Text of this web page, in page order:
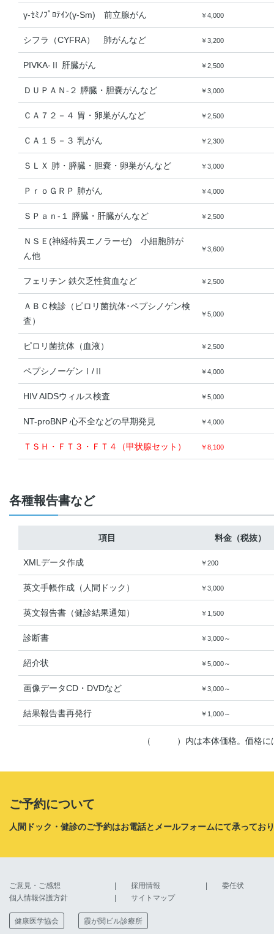
γ-ｾﾐﾉﾌﾟﾛﾃｲﾝ(γ-Sm) 前立腺がん ￥4,000
シフラ（CYFRA） 肺がんなど ￥3,200
PIVKA-Ⅱ 肝臓がん ￥2,500
ＤＵＰＡＮ-２ 膵臓・胆嚢がんなど ￥3,000
ＣＡ７２－４ 胃・卵巣がんなど ￥2,500
ＣＡ１５－３ 乳がん ￥2,300
ＳＬＸ 肺・膵臓・胆嚢・卵巣がんなど ￥3,000
ＰｒｏＧＲＰ 肺がん ￥4,000
ＳＰａｎ-１ 膵臓・肝臓がんなど ￥2,500
ＮＳＥ(神経特異エノラーゼ) 小細胞肺が
ん他
￥3,600
フェリチン 鉄欠乏性貧血など ￥2,500
ＡＢＣ検診（ピロリ菌抗体･ペプシノゲン検
査）
￥5,000
ピロリ菌抗体（血液） ￥2,500
ペプシノーゲンⅠ/Ⅱ ￥4,000
HIV AIDSウィルス検査 ￥5,000
NT-proBNP 心不全などの早期発見 ￥4,000
ＴＳＨ・ＦＴ３・ＦＴ４（甲状腺セット） ￥8,100
各種報告書など
項目 料金（税抜）
XMLデータ作成 ￥200
英文手帳作成（人間ドック） ￥3,000
英文報告書（健診結果通知） ￥1,500
診断書 ￥3,000～
紹介状 ￥5,000～
画像データCD・DVDなど ￥3,000～
結果報告書再発行 ￥1,000～
（ ）内は本体価格。価格に
ご予約について
人間ドック・健診のご予約はお電話とメールフォームにて承ってお
ご意見・ご感想 採用情報
委任状
個人情報保護方針
サイトマップ
健康医学協会 霞が関ビル診療所